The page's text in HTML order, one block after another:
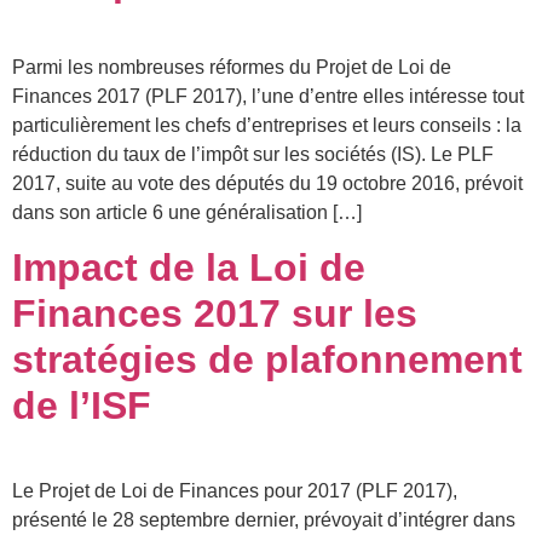
Parmi les nombreuses réformes du Projet de Loi de
Finances 2017 (PLF 2017), l’une d’entre elles intéresse tout
particulièrement les chefs d’entreprises et leurs conseils : la
réduction du taux de l’impôt sur les sociétés (IS). Le PLF
2017, suite au vote des députés du 19 octobre 2016, prévoit
dans son article 6 une généralisation […]
Impact de la Loi de
Finances 2017 sur les
stratégies de plafonnement
de l’ISF
Le Projet de Loi de Finances pour 2017 (PLF 2017),
présenté le 28 septembre dernier, prévoyait d’intégrer dans